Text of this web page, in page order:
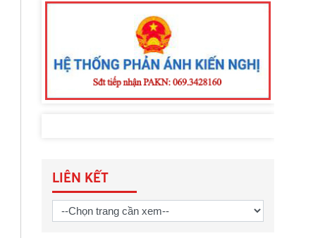
LIÊN KẾT